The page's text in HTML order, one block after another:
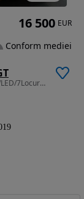
1997 cm3 • 180 CP • 2.0D/180cp/GtLine/Panoramic/LED/7Locuri/Garantie12luni
16 500 EUR
Conform mediei